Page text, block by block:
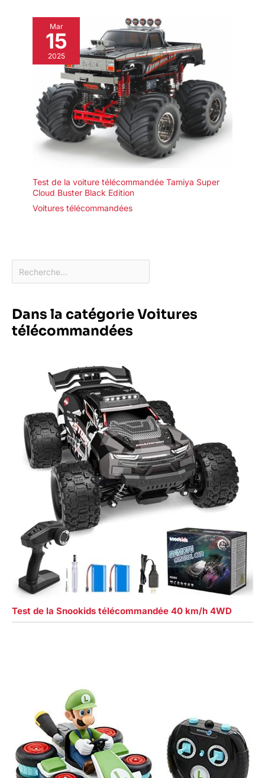
Mar
15
2025
Test de la voiture télécommandée Tamiya Super
Cloud Buster Black Edition
Voitures télécommandées
Dans la catégorie Voitures
télécommandées
Test de la Snookids télécommandée 40 km/h 4WD